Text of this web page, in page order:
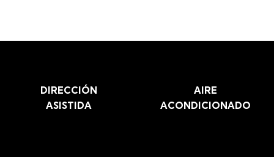
DIRECCIÓN
ASISTIDA
AIRE
ACONDICIONADO